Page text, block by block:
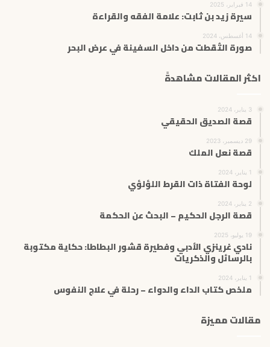
14 فبراير، 2025
سيرة زيد بن ثابت: علامة الفقه والقراءة
14 أغسطس، 2024
صورة التُقطت من داخل السفينة في عرض البحر
اكثر المقالات مشاهدةً
3 يناير، 2024
قصة الصديق الحقيقي
29 ديسمبر، 2023
قصة نعل الملك
1 يناير، 2024
لوحة الفتاة ذات القرط اللؤلؤي
2 يناير، 2024
قصة الرجل الحكيم – البحث عن الحكمة
19 يوليو، 2025
نادي غرينزي الأدبي وفطيرة قشور البطاطا: حكاية مكتوبة
بالرسائل والذكريات
1 يناير، 2024
ملخص كتاب الداء والدواء – رحلة في علاج النفوس
مقالات مميزة